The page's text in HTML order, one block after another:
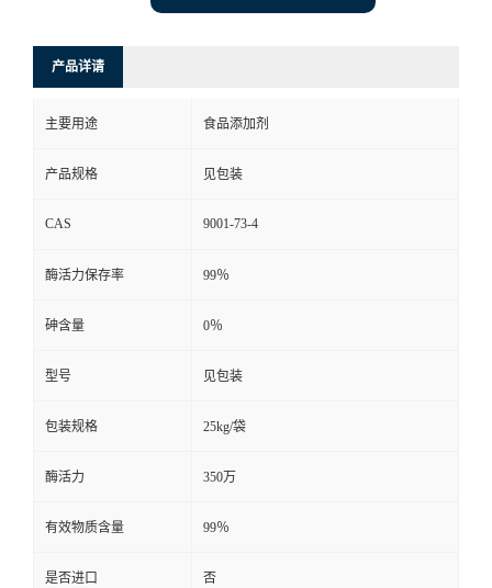
产品详请
主要用途 食品添加剂
产品规格 见包装
CAS 9001-73-4
酶活力保存率 99％
砷含量 0％
型号 见包装
包装规格 25kg/袋
酶活力 350万
有效物质含量 99％
是否进口 否